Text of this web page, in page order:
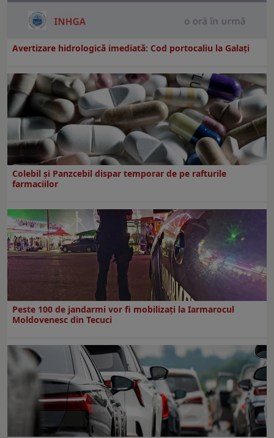
Avertizare hidrologică imediată: Cod portocaliu la Galaţi
Colebil și Panzcebil dispar temporar de pe rafturile
farmaciilor
Peste 100 de jandarmi vor fi mobilizați la Iarmarocul
Moldovenesc din Tecuci